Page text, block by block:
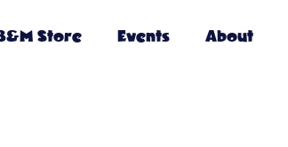
Store Events About